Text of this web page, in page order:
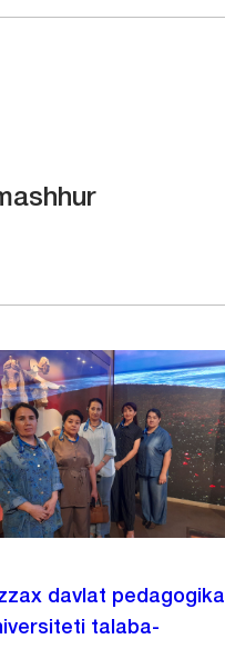
davlat pedagogika
talaba-